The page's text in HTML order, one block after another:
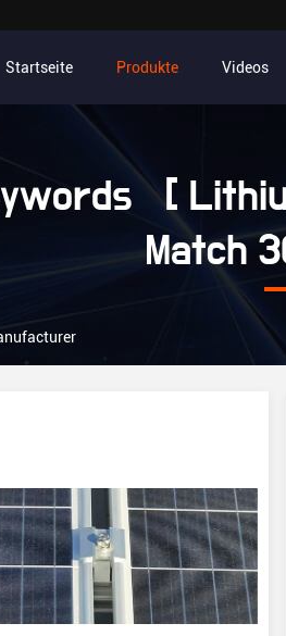
Startseite Produkte Videos
[
Match